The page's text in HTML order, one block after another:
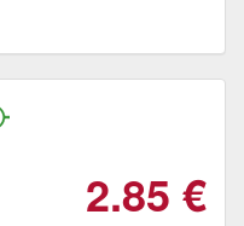
2.85 €